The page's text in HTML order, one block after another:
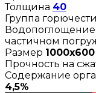
Толщина 40
Группа горючести
частичном
Размер
Прочность на
Содержание
4,5%